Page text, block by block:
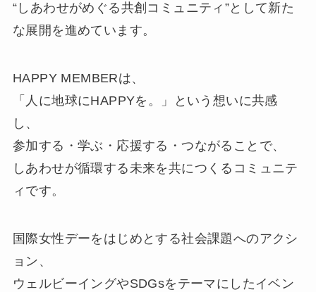
“しあわせがめぐる共創コミュニティ”として新た
な展開を進めています。
HAPPY MEMBERは、
「人に地球にHAPPYを。」という想いに共感
し、
参加する・学ぶ・応援する・つながることで、
しあわせが循環する未来を共につくるコミュニテ
ィです。
国際女性デーをはじめとする社会課題へのアクシ
ョン、
ウェルビーイングやSDGsをテーマにしたイベン